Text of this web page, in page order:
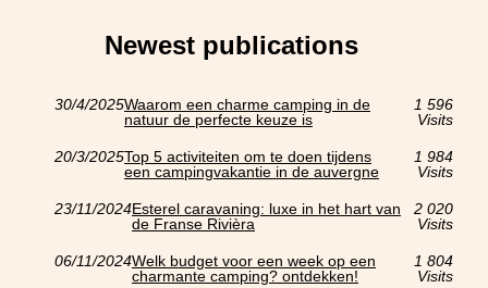
Newest publications
30/4/2025Waarom een charme camping in de
natuur de perfecte keuze is
1 596
Visits
20/3/2025Top 5 activiteiten om te doen tijdens
een campingvakantie in de auvergne
1 984
Visits
23/11/2024Esterel caravaning: luxe in het hart van
de Franse Rivièra
2 020
Visits
06/11/2024Welk budget voor een week op een
charmante camping? ontdekken!
1 804
Visits